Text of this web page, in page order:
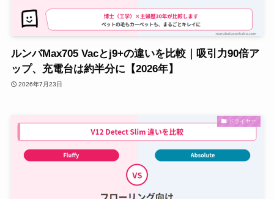
ルンバMax705 Vacとj9+の違いを比較｜吸引力90倍ア
ップ、充電台は約半分に【2026年】
2026年7月23日
ドライヤー